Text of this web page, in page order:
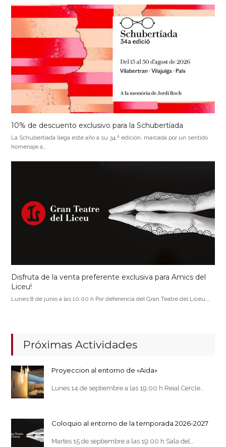
10% de descuento exclusivo para la Schubertíada
La Schubertíada llega este año a su 34.ª edición, marcada por un sentido
homenaje a…
Disfruta de la venta preferente exclusiva para Amics del
Liceu!
Lunes 8 de junio a las 10:00 h Por deferencia del Gran Teatre del Liceu,…
Próximas Actividades
Proyeccion al entorno de «Aida»
Lunes 14 de septiembre a las 19:00 h Reial Cercle…
Coloquio al entorno de la temporada 2026-2027
Martes 15 de septiembre a las 19:00 h Sala del…